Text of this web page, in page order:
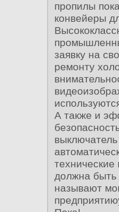
пропилы
конвейеры
заявку на
ремонту
А также и
должна быть
называют